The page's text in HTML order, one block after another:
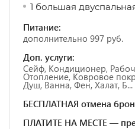
1 большая
Питание:
дополнительно 997 руб.
Доп. услуги:
Сейф, Кондиционер,
Отопление, Ковровое
Душ, Ванна, Фен, Халат, Б...
БЕСПЛАТНАЯ отмена
ПЛАТИТЕ НА МЕСТЕ —